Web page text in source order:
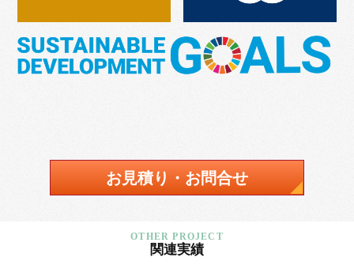
お見積り・お問合せ
関連実績